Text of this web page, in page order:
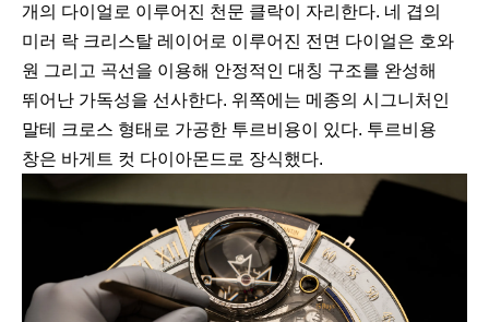
개의 다이얼로 이루어진 천문 클락이 자리한다. 네 겹의
미러 락 크리스탈 레이어로 이루어진 전면 다이얼은 호와
원 그리고 곡선을 이용해 안정적인 대칭 구조를 완성해
뛰어난 가독성을 선사한다. 위쪽에는 메종의 시그니처인
말테 크로스 형태로 가공한 투르비용이 있다. 투르비용
창은 바게트 컷 다이아몬드로 장식했다.